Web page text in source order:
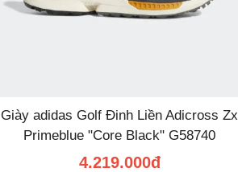
Giày adidas Golf Đinh Liền Adicross Zx
Primeblue "Core Black" G58740
4.219.000đ